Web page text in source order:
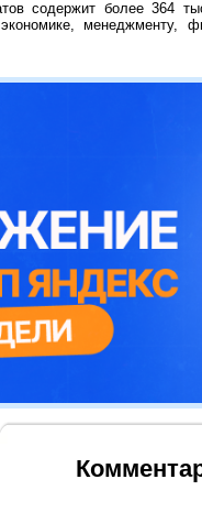
содержит более 364
экономике, менеджменту,